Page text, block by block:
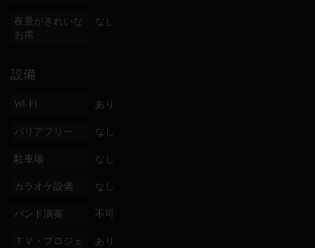
夜景がきれいな
お席
なし
設備
Wi-Fi あり
バリアフリー なし
駐車場 なし
カラオケ設備 なし
バンド演奏 不可
ＴＶ・プロジェ
あり